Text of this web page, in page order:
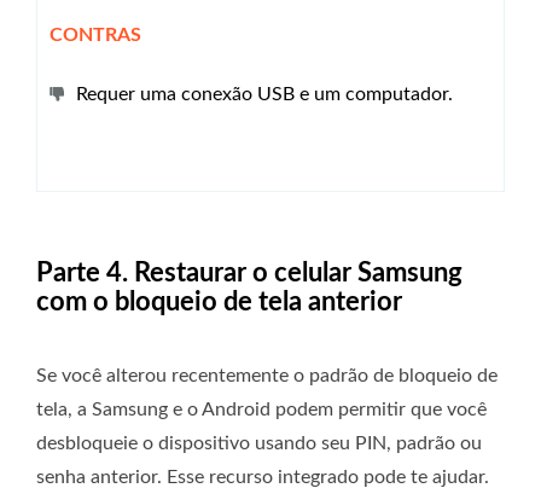
CONTRAS
Requer uma conexão USB e um computador.
Parte 4. Restaurar o celular Samsung
com o bloqueio de tela anterior
Se você alterou recentemente o padrão de bloqueio de
tela, a Samsung e o Android podem permitir que você
desbloqueie o dispositivo usando seu PIN, padrão ou
senha anterior. Esse recurso integrado pode te ajudar.